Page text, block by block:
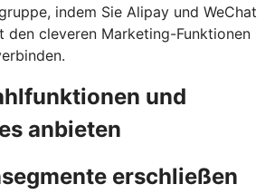
indem Sie Alipay und WeChat
den cleveren Marketing-Funktionen
und
anbieten
erschließen